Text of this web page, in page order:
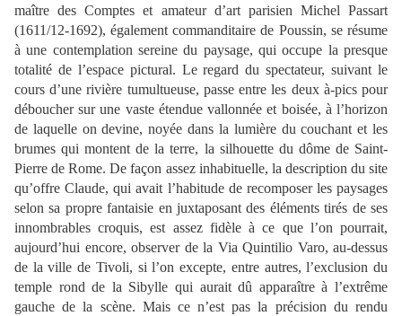
maître des Comptes et amateur d’art parisien Michel Passart
(1611/12-1692), également commanditaire de Poussin, se résume
à une contemplation sereine du paysage, qui occupe la presque
totalité de l’espace pictural. Le regard du spectateur, suivant le
cours d’une rivière tumultueuse, passe entre les deux à-pics pour
déboucher sur une vaste étendue vallonnée et boisée, à l’horizon
de laquelle on devine, noyée dans la lumière du couchant et les
brumes qui montent de la terre, la silhouette du dôme de Saint-
Pierre de Rome. De façon assez inhabituelle, la description du site
qu’offre Claude, qui avait l’habitude de recomposer les paysages
selon sa propre fantaisie en juxtaposant des éléments tirés de ses
innombrables croquis, est assez fidèle à ce que l’on pourrait,
aujourd’hui encore, observer de la Via Quintilio Varo, au-dessus
de la ville de Tivoli, si l’on excepte, entre autres, l’exclusion du
temple rond de la Sibylle qui aurait dû apparaître à l’extrême
gauche de la scène. Mais ce n’est pas la précision du rendu